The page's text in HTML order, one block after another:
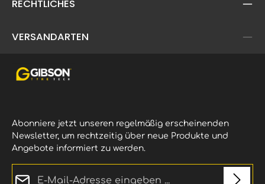
RECHTLICHES
VERSANDARTEN
Abonniere jetzt unseren regelmäßig erscheinenden
Newsletter, um rechtzeitig über neue Produkte und
Angebote informiert zu werden.